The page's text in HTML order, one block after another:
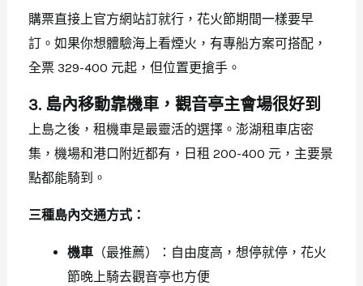
購票直接上官方網站訂就行，花火節期間一樣要早
訂。如果你想體驗海上看煙火，有專船方案可搭配，
全票 329-400 元起，但位置更搶手。
3. 島內移動靠機車，觀音亭主會場很好到
上島之後，租機車是最靈活的選擇。澎湖租車店密
集，機場和港口附近都有，日租 200-400 元，主要景
點都能騎到。
三種島內交通方式：
機車（最推薦）：自由度高，想停就停，花火
節晚上騎去觀音亭也方便